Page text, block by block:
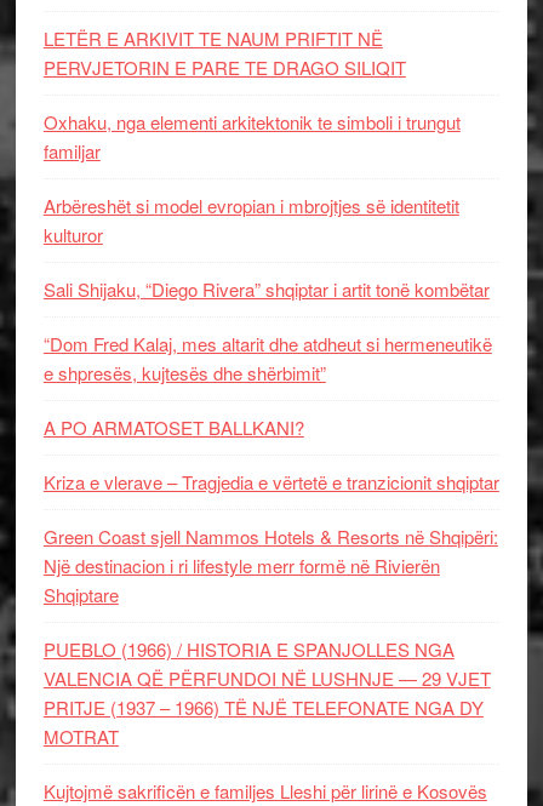
LETËR E ARKIVIT TE NAUM PRIFTIT NË
PERVJETORIN E PARE TE DRAGO SILIQIT
Oxhaku, nga elementi arkitektonik te simboli i trungut
familjar
Arbëreshët si model evropian i mbrojtjes së identitetit
kulturor
Sali Shijaku, “Diego Rivera” shqiptar i artit tonë kombëtar
“Dom Fred Kalaj, mes altarit dhe atdheut si hermeneutikë
e shpresës, kujtesës dhe shërbimit”
A PO ARMATOSET BALLKANI?
Kriza e vlerave – Tragjedia e vërtetë e tranzicionit shqiptar
Green Coast sjell Nammos Hotels & Resorts në Shqipëri:
Një destinacion i ri lifestyle merr formë në Rivierën
Shqiptare
PUEBLO (1966) / HISTORIA E SPANJOLLES NGA
VALENCIA QË PËRFUNDOI NË LUSHNJE — 29 VJET
PRITJE (1937 – 1966) TË NJË TELEFONATE NGA DY
MOTRAT
Kujtojmë sakrificën e familjes Lleshi për lirinë e Kosovës